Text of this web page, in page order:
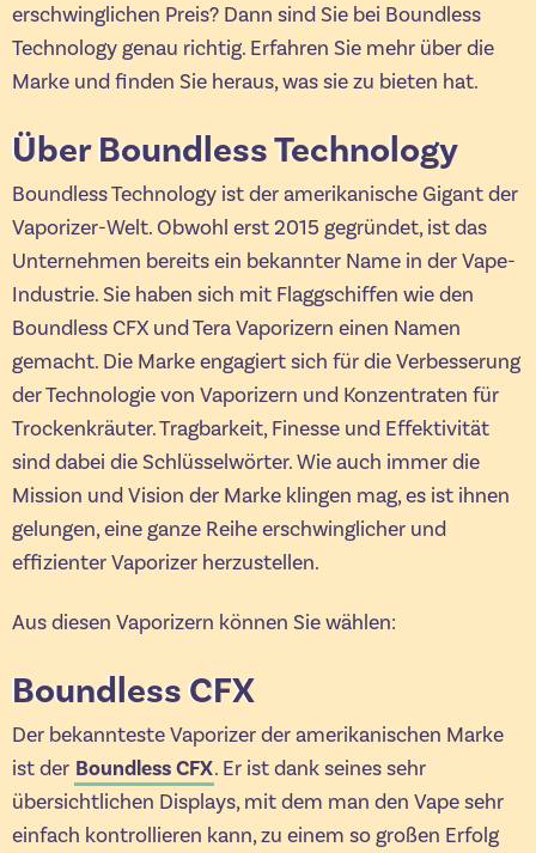
erschwinglichen Preis? Dann sind Sie bei Boundless
Technology genau richtig. Erfahren Sie mehr über die
Marke und finden Sie heraus, was sie zu bieten hat.
Über Boundless Technology
Boundless Technology ist der amerikanische Gigant der
Vaporizer-Welt. Obwohl erst 2015 gegründet, ist das
Unternehmen bereits ein bekannter Name in der Vape-
Industrie. Sie haben sich mit Flaggschiffen wie den
Boundless CFX und Tera Vaporizern einen Namen
gemacht. Die Marke engagiert sich für die Verbesserung
der Technologie von Vaporizern und Konzentraten für
Trockenkräuter. Tragbarkeit, Finesse und Effektivität
sind dabei die Schlüsselwörter. Wie auch immer die
Mission und Vision der Marke klingen mag, es ist ihnen
gelungen, eine ganze Reihe erschwinglicher und
effizienter Vaporizer herzustellen.
Aus diesen Vaporizern können Sie wählen:
Boundless CFX
Der bekannteste Vaporizer der amerikanischen Marke
ist der Boundless CFX. Er ist dank seines sehr
übersichtlichen Displays, mit dem man den Vape sehr
einfach kontrollieren kann, zu einem so großen Erfolg